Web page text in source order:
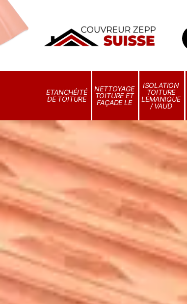
ETANCHÉITÉ
DE TOITURE
NETTOYAGE
TOITURE ET
FAÇADE LE
ISOLATION
TOITURE
LEMANIQUE
/ VAUD